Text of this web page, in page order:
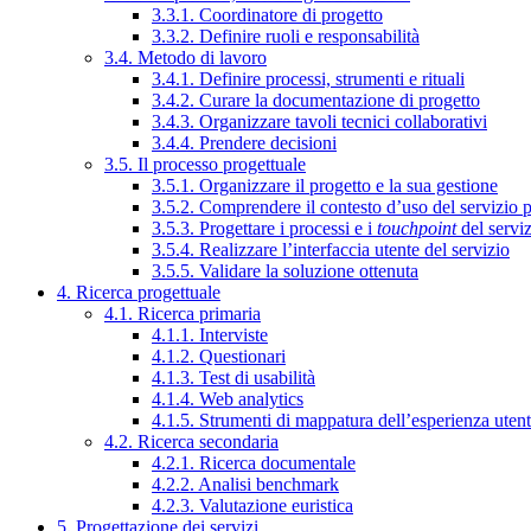
3.3.1. Coordinatore di progetto
3.3.2. Definire ruoli e responsabilità
3.4. Metodo di lavoro
3.4.1. Definire processi, strumenti e rituali
3.4.2. Curare la documentazione di progetto
3.4.3. Organizzare tavoli tecnici collaborativi
3.4.4. Prendere decisioni
3.5. Il processo progettuale
3.5.1. Organizzare il progetto e la sua gestione
3.5.2. Comprendere il contesto d’uso del servizio
3.5.3. Progettare i processi e i touchpointdel
3.5.4. Realizzare l’interfaccia utente del servizio
3.5.5. Validare la soluzione ottenuta
4. Ricerca progettuale
4.1. Ricerca primaria
4.1.1. Interviste
4.1.2. Questionari
4.1.3. Test di usabilità
4.1.4. Web analytics
4.1.5. Strumenti di mappatura dell’esperienza
4.2. Ricerca secondaria
4.2.1. Ricerca documentale
4.2.2. Analisi benchmark
4.2.3. Valutazione euristica
5. Progettazione dei servizi